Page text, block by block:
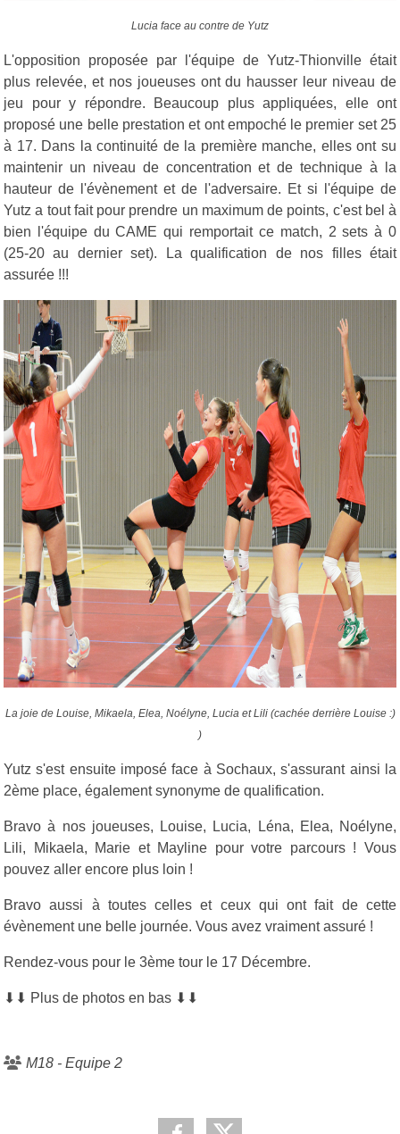
Lucia face au contre de Yutz
L'opposition proposée par l'équipe de Yutz-Thionville était
plus relevée, et nos joueuses ont du hausser leur niveau de
jeu pour y répondre. Beaucoup plus appliquées, elle ont
proposé une belle prestation et ont empoché le premier set 25
à 17. Dans la continuité de la première manche, elles ont su
maintenir un niveau de concentration et de technique à la
hauteur de l'évènement et de l'adversaire. Et si l'équipe de
Yutz a tout fait pour prendre un maximum de points, c'est bel à
bien l'équipe du CAME qui remportait ce match, 2 sets à 0
(25-20 au dernier set). La qualification de nos filles était
assurée !!!
La joie de Louise, Mikaela, Elea, Noélyne, Lucia et Lili (cachée derrière Louise :)
)
Yutz s'est ensuite imposé face à Sochaux, s'assurant ainsi la
2ème place, également synonyme de qualification.
Bravo à nos joueuses, Louise, Lucia, Léna, Elea, Noélyne,
Lili, Mikaela, Marie et Mayline pour votre parcours ! Vous
pouvez aller encore plus loin !
Bravo aussi à toutes celles et ceux qui ont fait de cette
évènement une belle journée. Vous avez vraiment assuré !
Rendez-vous pour le 3ème tour le 17 Décembre.
⬇⬇ Plus de photos en bas ⬇⬇
M18 - Equipe 2